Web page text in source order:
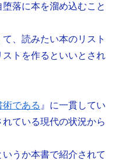
落に本を溜め込むこと
、読みたい本のリスト
トを作るといいとされ
である 』に一貫してい
ている現代の状況から
うか本書で紹介されて